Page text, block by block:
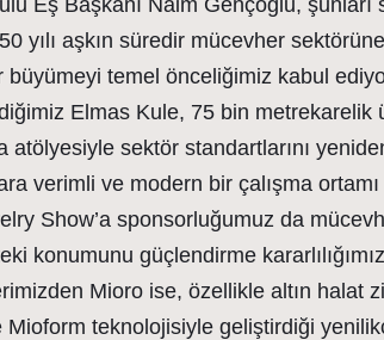
Eş Başkanı Naim Gençoğlu, şunları
yılı aşkın süredir mücevher
büyümeyi temel önceliğimiz kabul
Elmas Kule, 75 bin metrekarelik
atölyesiyle sektör standartlarını
verimli ve modern bir çalışma
Show’a sponsorluğumuz da
konumunu güçlendirme
Mioro ise, özellikle altın halat
Mioform teknolojisiyle geliştirdiği